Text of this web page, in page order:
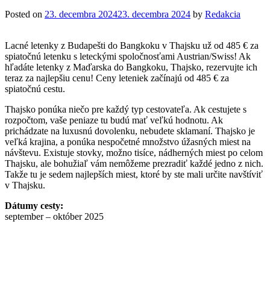
Posted on 23. decembra 202423. decembra 2024 by Redakcia
Lacné letenky z Budapešti do Bangkoku v Thajsku už od 485 € za
spiatočnú letenku s leteckými spoločnosťami Austrian/Swiss! Ak
hľadáte letenky z Maďarska do Bangkoku, Thajsko, rezervujte ich
teraz za najlepšiu cenu! Ceny leteniek začínajú od 485 € za
spiatočnú cestu.
Thajsko ponúka niečo pre každý typ cestovateľa. Ak cestujete s
rozpočtom, vaše peniaze tu budú mať veľkú hodnotu. Ak
prichádzate na luxusnú dovolenku, nebudete sklamaní. Thajsko je
veľká krajina, a ponúka nespočetné množstvo úžasných miest na
návštevu. Existuje stovky, možno tisíce, nádherných miest po celom
Thajsku, ale bohužiaľ vám nemôžeme prezradiť každé jedno z nich.
Takže tu je sedem najlepších miest, ktoré by ste mali určite navštíviť
v Thajsku.
Dátumy cesty:
september – október 2025